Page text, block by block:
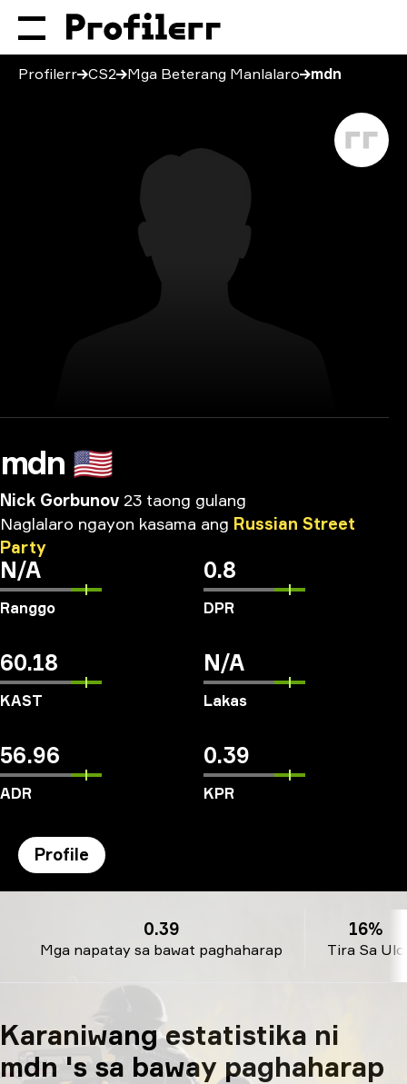
Profilerr CS2 Mga Beterang Manlalaro mdn
mdn 🇺🇸
Nick Gorbunov 23 taong gulang
Naglalaro ngayon kasama ang Russian Street
Party
N/A
Ranggo
0.8
DPR
60.18
KAST
N/A
Lakas
56.96
ADR
0.39
KPR
Profile
Mga napatay sa bawat paghaharap
0.39
Tira Sa Ulo
16%
Karaniwang estatistika ni
mdn 's sa baway paghaharap